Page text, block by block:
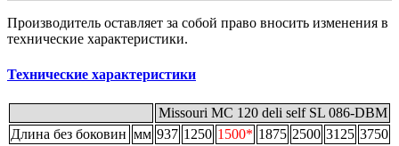
Производитель оставляет за собой право вносить изменения в
технические характеристики.
Технические характеристики
Missouri MC 120 deli self SL 086-DBM
Длина без боковин мм 937 1250 1500* 1875 2500 3125 3750